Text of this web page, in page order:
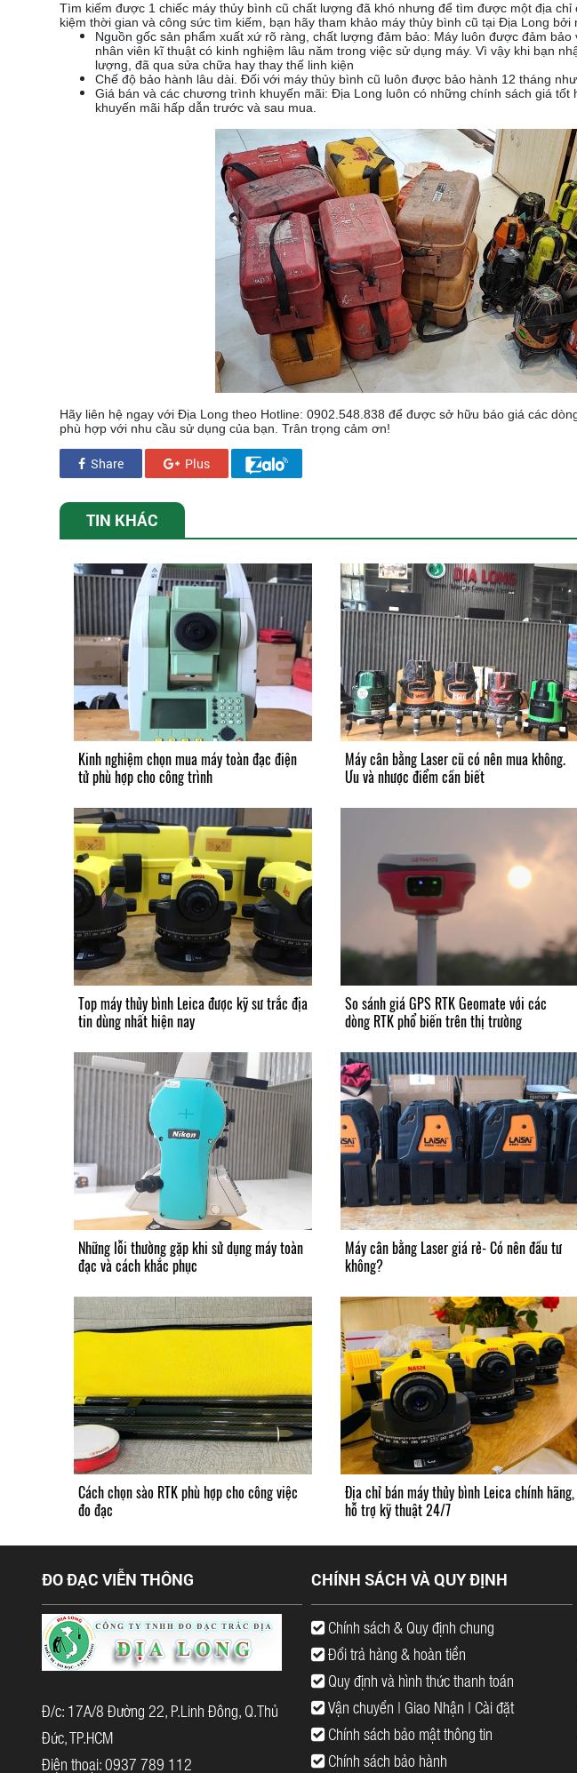
Tìm kiếm được 1 chiếc máy thủy bình cũ chất lượng đã khó nhưng để tìm được một địa
kiệm thời gian và công sức tìm kiếm, bạn hãy tham khảo máy thủy bình cũ tại Địa Long bởi
Nguồn gốc sản phẩm xuất xứ rõ ràng, chất lượng đảm bảo: Máy luôn được đảm
nhân viên kĩ thuật có kinh nghiệm lâu năm trong việc sử dụng máy. Vì vậy khi bạn
lượng, đã qua sửa chữa hay thay thế linh kiện
Chế độ bảo hành lâu dài. Đối với máy thủy bình cũ luôn được bảo hành 12 tháng
Giá bán và các chương trình khuyến mãi: Địa Long luôn có những chính sách giá
khuyến mãi hấp dẫn trước và sau mua.
Hãy liên hệ ngay với Địa Long theo Hotline: 0902.548.838 để được sở hữu báo giá các
phù hợp với nhu cầu sử dụng của bạn. Trân trọng cảm ơn!
Share Plus
TIN KHÁC
Kinh nghiệm chọn mua máy toàn đạc điện
tử phù hợp cho công trình
Máy cân bằng Laser cũ có nên mua không.
Ưu và nhược điểm cần biết
Top máy thủy bình Leica được kỹ sư trắc địa
tin dùng nhất hiện nay
So sánh giá GPS RTK Geomate với các
dòng RTK phổ biến trên thị trường
Những lỗi thường gặp khi sử dụng máy toàn
đạc và cách khắc phục
Máy cân bằng Laser giá rẻ- Có nên đầu tư
không?
Cách chọn sào RTK phù hợp cho công việc
đo đạc
Địa chỉ bán máy thủy bình Leica chính hãng,
hỗ trợ kỹ thuật 24/7
ĐO ĐẠC VIỄN THÔNG
Đ/c: 17A/8 Đường 22, P.Linh Đông, Q.Thủ
Đức, TP.HCM
Điện thoại: 0937 789 112
CHÍNH SÁCH VÀ QUY ĐỊNH
Chính sách & Quy định chung
Đổi trả hàng & hoàn tiền
Quy định và hình thức thanh toán
Vận chuyển | Giao Nhận | Cài đặt
Chính sách bảo mật thông tin
Chính sách bảo hành